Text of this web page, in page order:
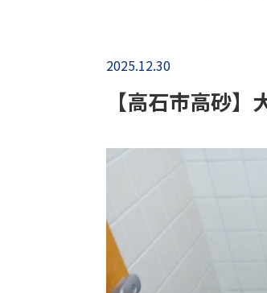
2025.12.30
【高石市高砂